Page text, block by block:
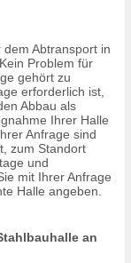
Abtransport in
Problem für
gehört zu
erforderlich ist,
Abbau als
Ihrer Halle
Anfrage sind
zum Standort
und
mit Ihrer Anfrage
Halle angeben.
an